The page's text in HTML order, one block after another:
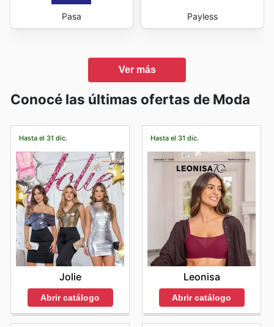
Pasa Payless
Ver más
Conocé las últimas ofertas de Moda
Hasta el 31 dic.
Jolie
Abrir catálogo
Hasta el 31 dic.
Leonisa
Abrir catálogo